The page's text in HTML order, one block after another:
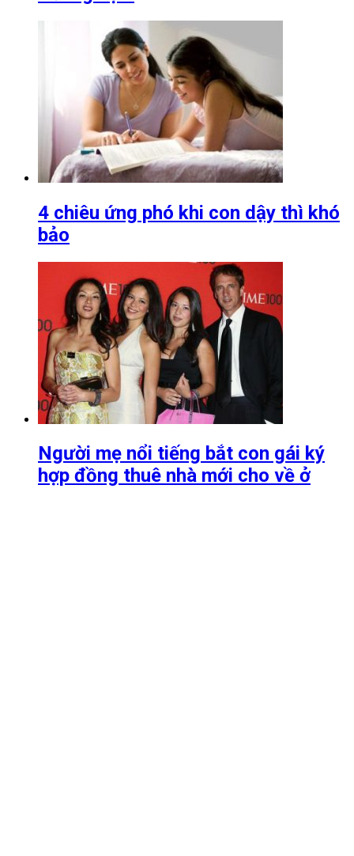
4 chiêu ứng phó khi con dậy thì khó
bảo
Người mẹ nổi tiếng bắt con gái ký
hợp đồng thuê nhà mới cho về ở